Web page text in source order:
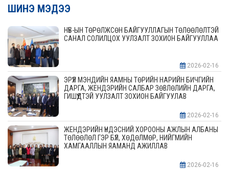
ШИНЭ МЭДЭЭ
НҮБ-ЫН ТӨРӨЛЖСӨН БАЙГУУЛЛАГЫН ТӨЛӨӨЛӨЛТЭЙ
САНАЛ СОЛИЛЦОХ УУЛЗАЛТ ЗОХИОН БАЙГУУЛЛАА
2026-02-16
ЭРҮҮЛ МЭНДИЙН ЯАМНЫ ТӨРИЙН НАРИЙН БИЧГИЙН
ДАРГА, ЖЕНДЭРИЙН САЛБАР ЗӨВЛӨЛИЙН ДАРГА,
ГИШҮҮДТЭЙ УУЛЗАЛТ ЗОХИОН БАЙГУУЛАВ
2026-02-16
ЖЕНДЭРИЙН ҮНДЭСНИЙ ХОРООНЫ АЖЛЫН АЛБАНЫ
ТӨЛӨӨЛӨЛ ГЭР БҮЛ, ХӨДӨЛМӨР, НИЙГМИЙН
ХАМГААЛЛЫН ЯАМАНД АЖИЛЛАВ
2026-02-16